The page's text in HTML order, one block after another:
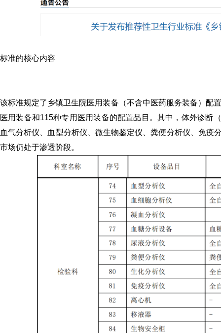
标准的核心内容
该标准规定了乡镇卫生院医用装备（不含中医药服务装备）配
医用装备和115种专用医用装备的配置品目。其中，体外诊断
血气分析仪、血型分析仪、微生物鉴定仪、粪便分析仪、免疫
市场仍处于渗透阶段。